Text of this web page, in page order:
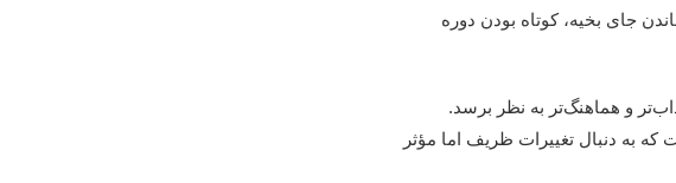
جای بخیه، کوتاه بودن دوره
و هماهنگ‌تر به نظر برسد.
به دنبال تغییرات ظریف اما مؤثر